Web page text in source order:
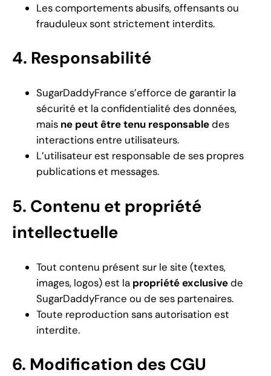
Les comportements abusifs, offensants ou
frauduleux sont strictement interdits.
4. Responsabilité
SugarDaddyFrance s’efforce de garantir la
sécurité et la confidentialité des données,
mais ne peut être tenu responsabledes
interactions entre utilisateurs.
L’utilisateur est responsable de ses propres
publications et messages.
5. Contenu et propriété
intellectuelle
Tout contenu présent sur le site (textes,
images, logos) est la propriété exclusivede
SugarDaddyFrance ou de ses partenaires.
Toute reproduction sans autorisation est
interdite.
6. Modification des CGU